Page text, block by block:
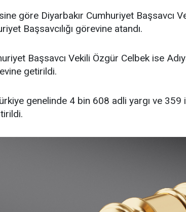
göre Diyarbakır Cumhuriyet Başsavcı
Başsavcılığı görevine atandı.
Başsavcı Vekili Özgür Celbek ise
getirildi.
genelinde 4 bin 608 adli yargı ve 359